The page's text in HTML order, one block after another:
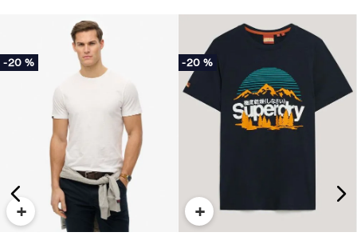
-20 %
+
-20 %
+